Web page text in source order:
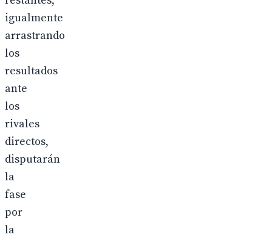
igualmente
arrastrando
los
resultados
ante
los
rivales
directos,
disputarán
la
fase
por
la